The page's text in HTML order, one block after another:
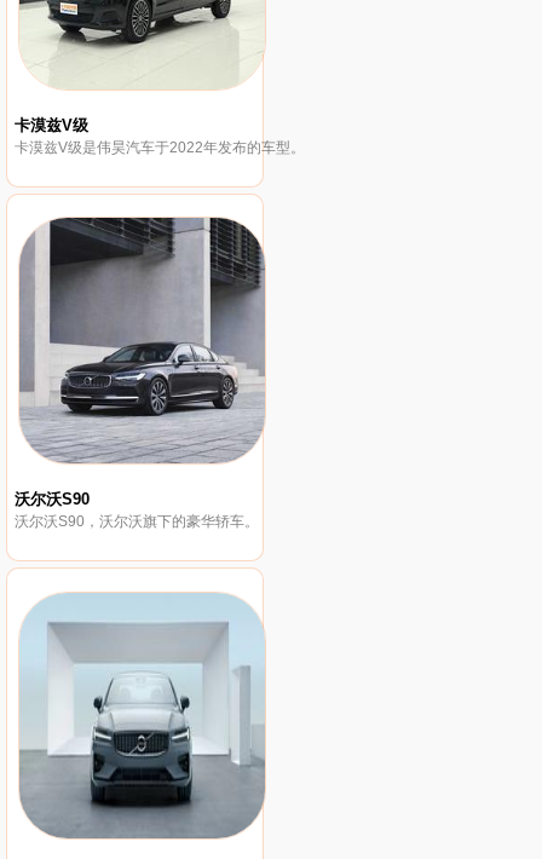
卡漠兹V级
卡漠兹V级是伟昊汽车于2022年发布的车型。
沃尔沃S90
沃尔沃S90，沃尔沃旗下的豪华轿车。